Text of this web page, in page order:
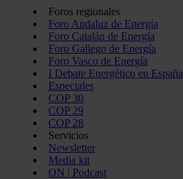
Foros regionales
Foro Andaluz de Energía
Foro Catalán de Energía
Foro Gallego de Energía
Foro Vasco de Energía
I Debate Energético en España
Especiales
COP 30
COP 29
COP 28
Servicios
Newsletter
Media kit
ON | Podcast